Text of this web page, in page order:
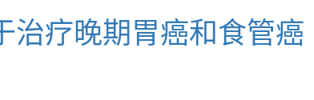
治疗晚期胃癌和食管癌